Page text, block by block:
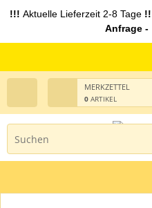
!!! Aktuelle Lieferzeit 2-8 Tage
Anfrage
MERKZETTEL
0 ARTIKEL